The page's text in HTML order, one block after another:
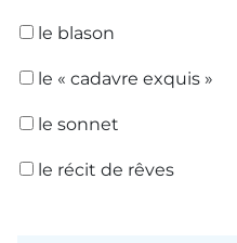
le blason
le « cadavre exquis »
le sonnet
le récit de rêves